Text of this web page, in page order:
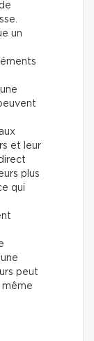
un
et leur
plus
qui
peut
même